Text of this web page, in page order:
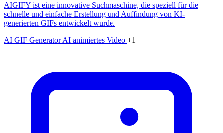
AIGIFY ist eine innovative Suchmaschine, die speziell für die
schnelle und einfache Erstellung und Auffindung von KI-
generierten GIFs entwickelt wurde.
AI GIF GeneratorAI animiertes Video +1